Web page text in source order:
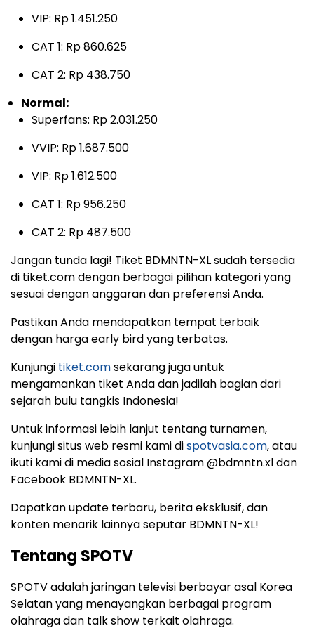
VIP: Rp 1.451.250
CAT 1: Rp 860.625
CAT 2: Rp 438.750
Normal:
Superfans: Rp 2.031.250
VVIP: Rp 1.687.500
VIP: Rp 1.612.500
CAT 1: Rp 956.250
CAT 2: Rp 487.500
Jangan tunda lagi! Tiket BDMNTN-XL sudah tersedia
di tiket.com dengan berbagai pilihan kategori yang
sesuai dengan anggaran dan preferensi Anda.
Pastikan Anda mendapatkan tempat terbaik
dengan harga early bird yang terbatas.
Kunjungi tiket.comsekarang juga untuk
mengamankan tiket Anda dan jadilah bagian dari
sejarah bulu tangkis Indonesia!
Untuk informasi lebih lanjut tentang turnamen,
kunjungi situs web resmi kami dispotvasia.com, atau
ikuti kami di media sosial Instagram @bdmntn.xl dan
Facebook BDMNTN-XL.
Dapatkan update terbaru, berita eksklusif, dan
konten menarik lainnya seputar BDMNTN-XL!
Tentang SPOTV
SPOTV adalah jaringan televisi berbayar asal Korea
Selatan yang menayangkan berbagai program
olahraga dan talk show terkait olahraga.